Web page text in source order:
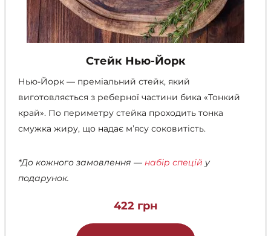
Стейк Нью-Йорк
Нью-Йорк — преміальний стейк, який
виготовляється з реберної частини бика «Тонкий
край». По периметру стейка проходить тонка
смужка жиру, що надає м’ясу соковитість.
*До кожного замовлення — набір спецій у
подарунок.
422 грн